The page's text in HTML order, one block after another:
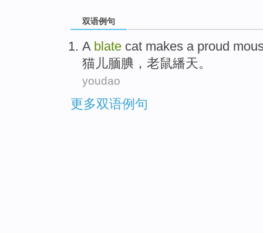
双语例句
A blate cat makes a proud
猫儿腼腆，老鼠繙天。
youdao
更多双语例句